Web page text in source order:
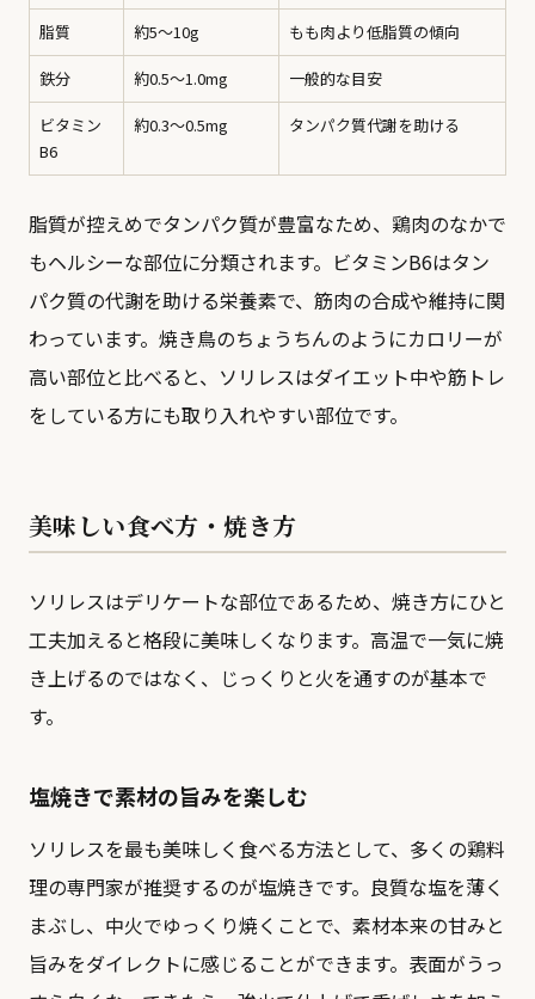
脂質 約5〜10g もも肉より低脂質の傾向
鉄分 約0.5〜1.0mg 一般的な目安
ビタミン
B6
約0.3〜0.5mg タンパク質代謝を助ける
脂質が控えめでタンパク質が豊富なため、鶏肉のなかで
もヘルシーな部位に分類されます。ビタミンB6はタン
パク質の代謝を助ける栄養素で、筋肉の合成や維持に関
わっています。焼き鳥のちょうちんのようにカロリーが
高い部位と比べると、ソリレスはダイエット中や筋トレ
をしている方にも取り入れやすい部位です。
美味しい食べ方・焼き方
ソリレスはデリケートな部位であるため、焼き方にひと
工夫加えると格段に美味しくなります。高温で一気に焼
き上げるのではなく、じっくりと火を通すのが基本で
す。
塩焼きで素材の旨みを楽しむ
ソリレスを最も美味しく食べる方法として、多くの鶏料
理の専門家が推奨するのが塩焼きです。良質な塩を薄く
まぶし、中火でゆっくり焼くことで、素材本来の甘みと
旨みをダイレクトに感じることができます。表面がうっ